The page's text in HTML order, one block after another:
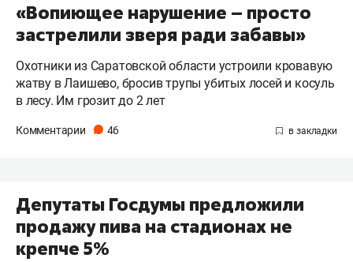
«Вопиющее нарушение – просто
застрелили зверя ради забавы»
Охотники из Саратовской области устроили кровавую
жатву в Лаишево, бросив трупы убитых лосей и косуль
в лесу. Им грозит до 2 лет
Комментарии 46
Депутаты Госдумы предложили
продажу пива на стадионах не
крепче 5%